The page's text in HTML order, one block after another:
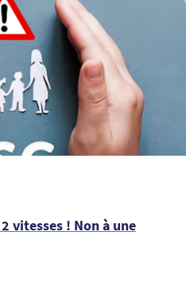
vitesses ! Non à une